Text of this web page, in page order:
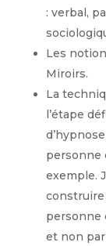
: verbal,
Les
Miroirs.
La
l’étape
personne
exemple.
construire
personne
et non